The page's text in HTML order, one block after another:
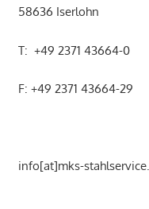
58636 Iserlohn
T: +49 2371 43664-0
F: +49 2371 43664-29
info[at]mks-